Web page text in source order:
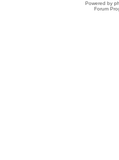
Powered by
Forum